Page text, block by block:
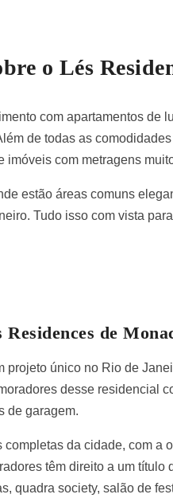
o Lés
com apartamentos de
de todas as
com metragens
estão áreas comuns
Tudo isso com vista
Residences de
único no Rio de
desse residencial
de garagem.
da cidade, com a
têm direito a um
quadra society, salão de